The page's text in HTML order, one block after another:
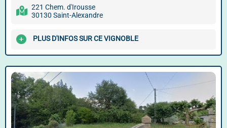
221 Chem. d'Irousse
30130 Saint-Alexandre
PLUS D'INFOS SUR CE VIGNOBLE